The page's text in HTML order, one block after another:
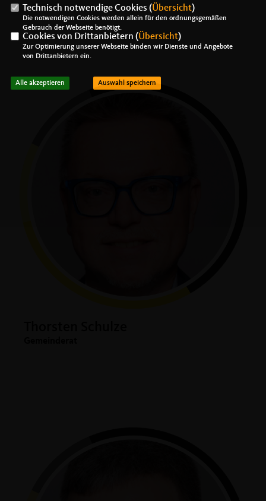
Technisch notwendige Cookies (Übersicht)
Die notwendigen Cookies werden allein für den ordnungsgemäßen
Gebrauch der Webseite benötigt.
Cookies von Drittanbietern (Übersicht)
Zur Optimierung unserer Webseite binden wir Dienste und Angebote
von Drittanbietern ein.
Alle akzeptieren Auswahl speichern